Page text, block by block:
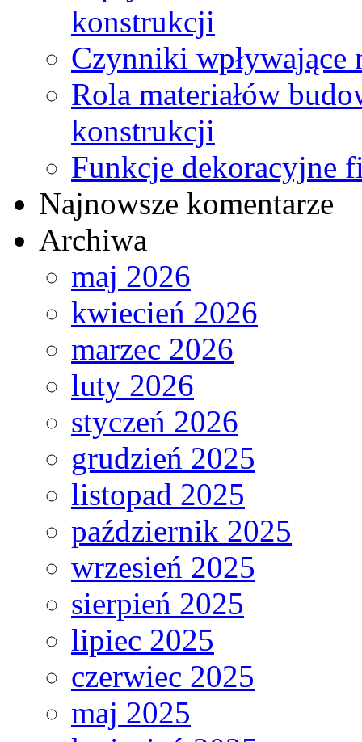
konstrukcji
Czynniki wpływające
Rola materiałów
konstrukcji
Funkcje dekoracyjne
Najnowsze komentarze
Archiwa
maj 2026
kwiecień 2026
marzec 2026
luty 2026
styczeń 2026
grudzień 2025
listopad 2025
październik 2025
wrzesień 2025
sierpień 2025
lipiec 2025
czerwiec 2025
maj 2025